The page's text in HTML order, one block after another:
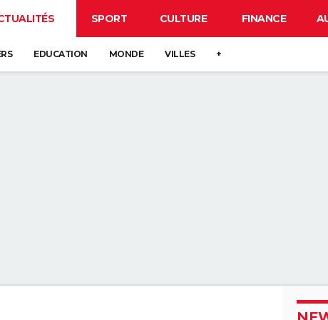
SPORT CULTURE FINANCE
EDUCATION MONDE VILLES +